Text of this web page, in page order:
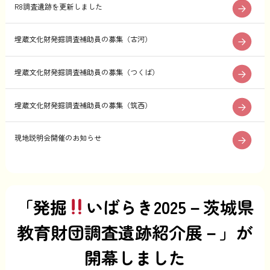
R8調査遺跡を更新しました
埋蔵文化財発掘調査補助員の募集（古河）
埋蔵文化財発掘調査補助員の募集（つくば）
埋蔵文化財発掘調査補助員の募集（筑西）
現地説明会開催のお知らせ
「発掘
いばらき2025－茨城県
教育財団調査遺跡紹介展－」が
開幕しました